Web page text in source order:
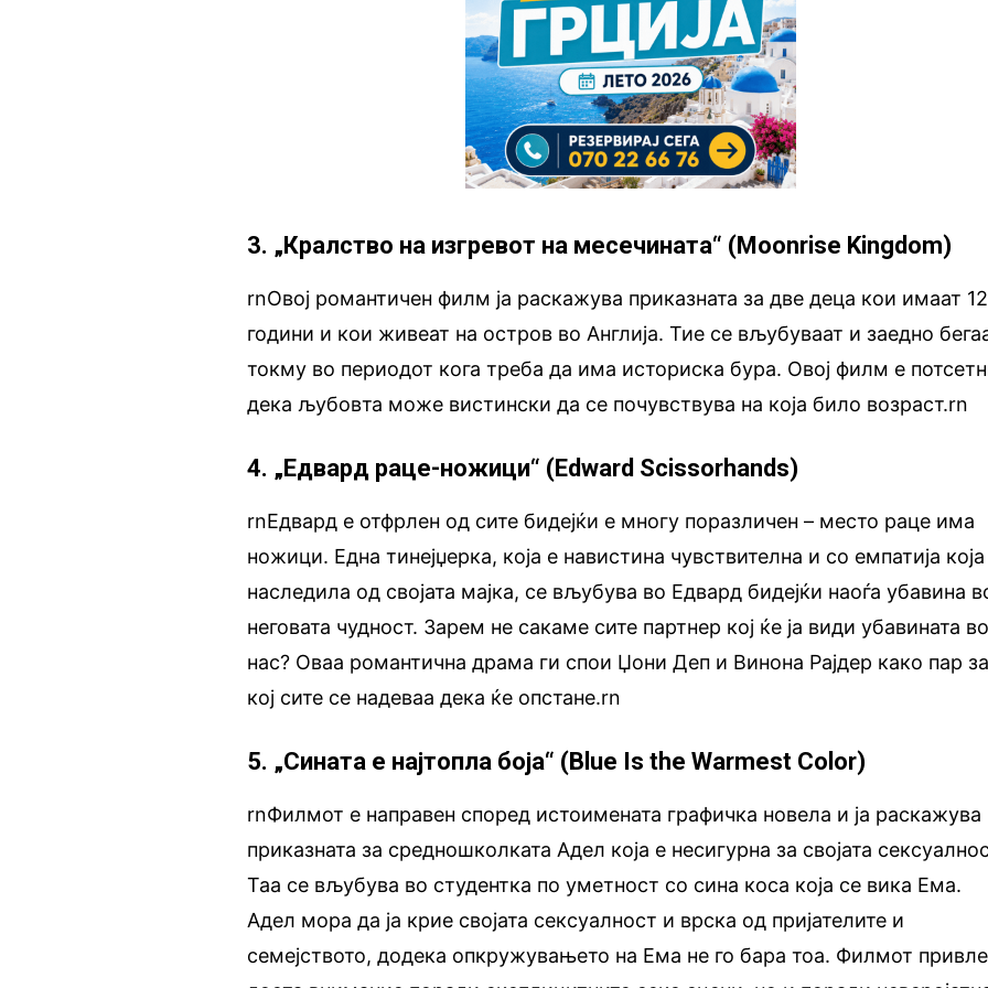
3. „Кралство на изгревот на месечината“ (Moonrise Kingdom)
rnОвој романтичен филм ја раскажува приказната за две деца кои имаат 12
години и кои живеат на остров во Англија. Тие се вљубуваат и заедно
токму во периодот кога треба да има историска бура. Овој филм е
дека љубовта може вистински да се почувствува на која било возраст.rn
4. „Едвард раце-ножици“ (Edward Scissorhands)
rnЕдвард е отфрлен од сите бидејќи е многу поразличен – место раце има
ножици. Една тинејџерка, која е навистина чувствителна и со емпатија која
наследила од својата мајка, се вљубува во Едвард бидејќи наоѓа убавина
неговата чудност. Зарем не сакаме сите партнер кој ќе ја види убавината во
нас? Оваа романтична драма ги спои Џони Деп и Винона Рајдер како пар за
кој сите се надеваа дека ќе опстане.rn
5. „Сината е најтопла боја“ (Blue Is the Warmest Color)
rnФилмот е направен според истоимената графичка новела и ја раскажува
приказната за средношколката Адел која е несигурна за својата
Таа се вљубува во студентка по уметност со сина коса која се вика Ема.
Адел мора да ја крие својата сексуалност и врска од пријателите и
семејството, додека опкружувањето на Ема не го бара тоа. Филмот